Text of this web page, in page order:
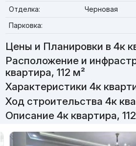
Отделка:
Черновая
Парковка:
Цены и Планировки в 4к
Расположение и
квартира, 112 м²
Характеристики 4к
Ход строительства 4к
Описание 4к квартира,